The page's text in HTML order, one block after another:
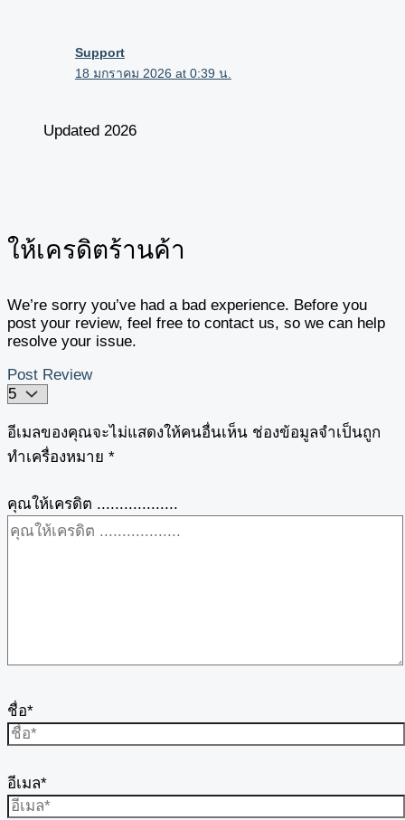
Support
18 มกราคม 2026 at 0:39 น.
Updated 2026
ให้เครดิตร้านค้า
We’re sorry you’ve had a bad experience. Before you
post your review, feel free to contact us, so we can help
resolve your issue.
Post Review
อีเมลของคุณจะไม่แสดงให้คนอื่นเห็น ช่องข้อมูลจำเป็นถูก
ทำเครื่องหมาย *
คุณให้เครดิต ..................
ชื่อ*
อีเมล*